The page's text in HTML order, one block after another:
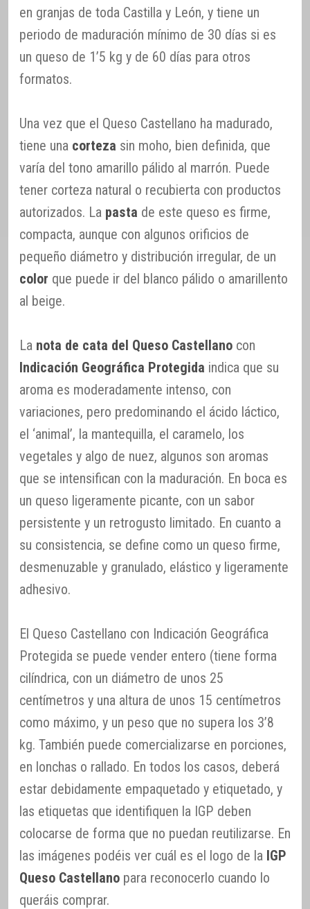
en granjas de toda Castilla y León, y tiene un
periodo de maduración mínimo de 30 días si es
un queso de 1’5 kg y de 60 días para otros
formatos.
Una vez que el Queso Castellano ha madurado,
tiene una corteza sin moho, bien definida, que
varía del tono amarillo pálido al marrón. Puede
tener corteza natural o recubierta con productos
autorizados. La pasta de este queso es firme,
compacta, aunque con algunos orificios de
pequeño diámetro y distribución irregular, de un
color que puede ir del blanco pálido o amarillento
al beige.
La nota de cata del Queso Castellano con
Indicación Geográfica Protegida indica que su
aroma es moderadamente intenso, con
variaciones, pero predominando el ácido láctico,
el ‘animal’, la mantequilla, el caramelo, los
vegetales y algo de nuez, algunos son aromas
que se intensifican con la maduración. En boca es
un queso ligeramente picante, con un sabor
persistente y un retrogusto limitado. En cuanto a
su consistencia, se define como un queso firme,
desmenuzable y granulado, elástico y ligeramente
adhesivo.
El Queso Castellano con Indicación Geográfica
Protegida se puede vender entero (tiene forma
cilíndrica, con un diámetro de unos 25
centímetros y una altura de unos 15 centímetros
como máximo, y un peso que no supera los 3’8
kg. También puede comercializarse en porciones,
en lonchas o rallado. En todos los casos, deberá
estar debidamente empaquetado y etiquetado, y
las etiquetas que identifiquen la IGP deben
colocarse de forma que no puedan reutilizarse. En
las imágenes podéis ver cuál es el logo de la IGP
Queso Castellano para reconocerlo cuando lo
queráis comprar.